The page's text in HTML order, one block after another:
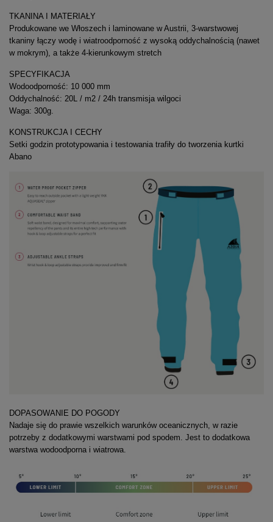
TKANINA I MATERIAŁY
Produkowane we Włoszech i laminowane w Austrii, 3-warstwowej
tkaniny łączy wodę i wiatroodporność z wysoką oddychalnością (nawet
w mokrym), a także 4-kierunkowym stretch
SPECYFIKACJA
Wodoodporność: 10 000 mm
Oddychalność: 20L / m2 / 24h transmisja wilgoci
Waga: 300g.
KONSTRUKCJA I CECHY
Setki godzin prototypowania i testowania trafiły do tworzenia kurtki
Abano
DOPASOWANIE DO POGODY
Nadaje się do prawie wszelkich warunków oceanicznych, w razie
potrzeby z dodatkowymi warstwami pod spodem. Jest to dodatkowa
warstwa wodoodporna i wiatrowa.